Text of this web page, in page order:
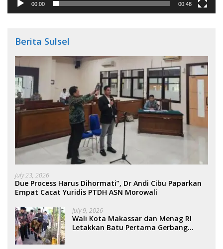
00:00 00:48
Berita Sulsel
July 23, 2026
Due Process Harus Dihormati”, Dr Andi Cibu Paparkan
Empat Cacat Yuridis PTDH ASN Morowali
July 9, 2026
Wali Kota Makassar dan Menag RI
Letakkan Batu Pertama Gerbang